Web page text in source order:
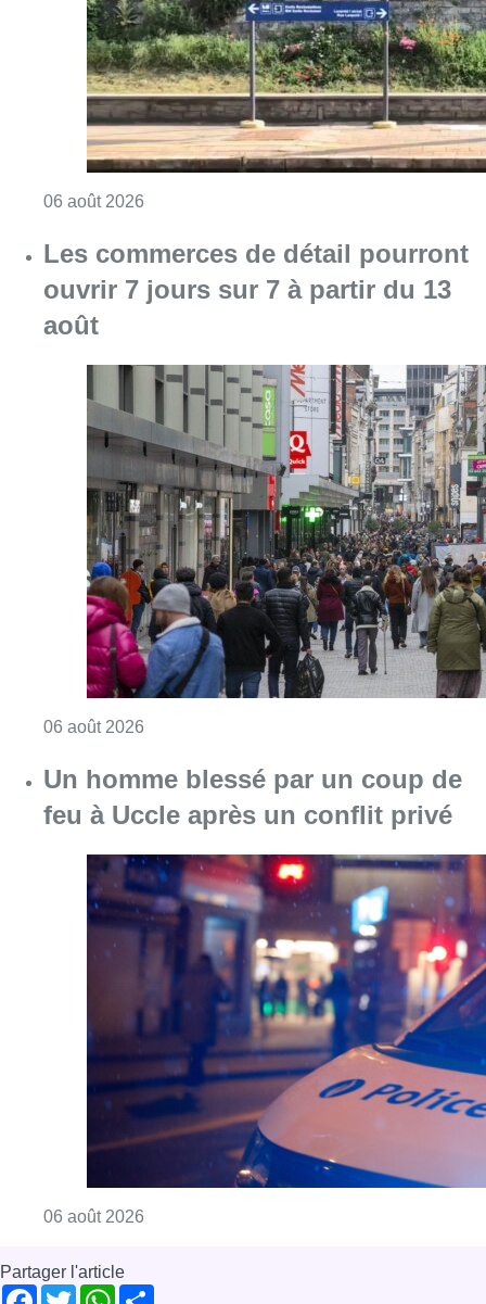
06 août 2026
Les commerces de détail pourront
ouvrir 7 jours sur 7 à partir du 13
août
06 août 2026
Un homme blessé par un coup de
feu à Uccle après un conflit privé
06 août 2026
Partager l'article
Facebook
TwitterWhatsApp